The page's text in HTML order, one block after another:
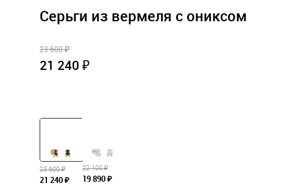
Серьги из вермеля с ониксом
23 600 ₽
21 240 ₽
23 600 ₽
21 240 ₽
22 100 ₽
19 890 ₽